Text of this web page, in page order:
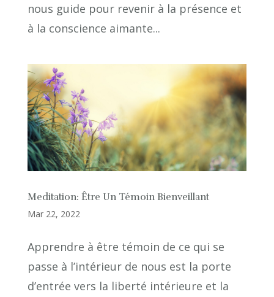
nous guide pour revenir à la présence et
à la conscience aimante...
Meditation: Être Un Témoin Bienveillant
Mar 22, 2022
Apprendre à être témoin de ce qui se
passe à l’intérieur de nous est la porte
d’entrée vers la liberté intérieure et la